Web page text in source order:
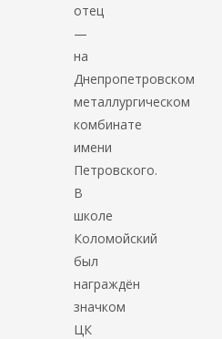
отец
—
на
Днепропетровском
металлургическом
комбинате
имени
Петровского.
В
школе
Коломойский
был
награждён
значком
ЦК